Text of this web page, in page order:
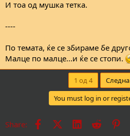
И тоа од мушка тетка.
----
По темата, ќе се збираме бе
Малце по малце...и ќе се стопи.
1 од 4 Следна
You must log in or
Share: Facebook LinkedInReddit